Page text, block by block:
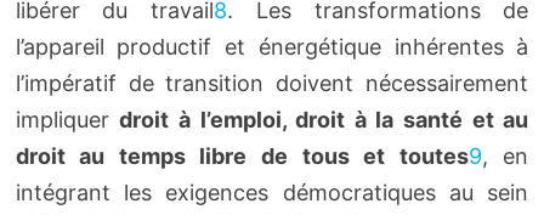
libérer du travail8. Les transformations de
l’appareil productif et énergétique inhérentes à
l’impératif de transition doivent nécessairement
impliquerdroit à l’emploi, droit à la santé et au
droit au temps libre de tous et toutes9, en
intégrant les exigences démocratiques au sein